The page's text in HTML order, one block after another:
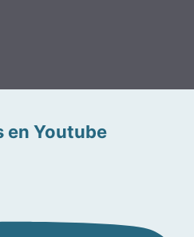
en Youtube